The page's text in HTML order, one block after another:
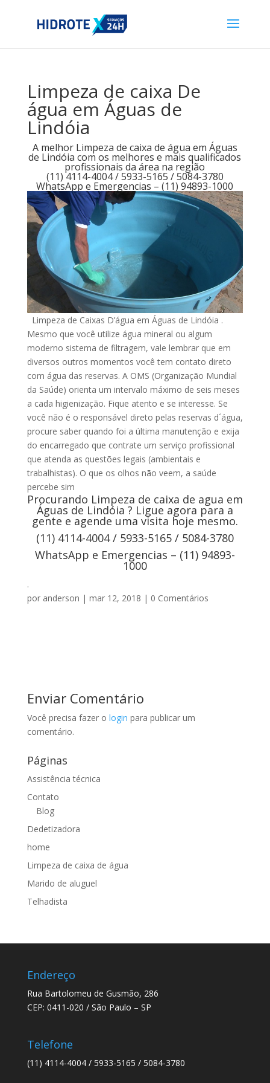
Limpeza de caixa De
água em Águas de
Lindóia
A melhor Limpeza de caixa de água em Águas
de Lindóia com os melhores e mais qualificados
profissionais da área na região
(11) 4114-4004 / 5933-5165 / 5084-3780
WhatsApp e Emergencias – (11) 94893-1000
Limpeza de Caixas D’água em Águas de Lindóia .
Mesmo que você utilize água mineral ou algum
moderno sistema de filtragem, vale lembrar que em
diversos outros momentos você tem contato direto
com água das reservas. A OMS (Organização Mundial
da Saúde) orienta um intervalo máximo de seis meses
a cada higienização. Fique atento e se interesse. Se
você não é o responsável direto pelas reservas d´água,
procure saber quando foi a última manutenção e exija
do encarregado que contrate um serviço profissional
que atenda as questões legais (ambientais e
trabalhistas). O que os olhos não veem, a saúde
percebe sim
Procurando Limpeza de caixa de agua em
Águas de Lindóia ? Ligue agora para a
gente e agende uma visita hoje mesmo.
(11) 4114-4004 / 5933-5165 / 5084-3780
WhatsApp e Emergencias – (11) 94893-
1000
.
por anderson | mar 12, 2018 | 0 Comentários
Enviar Comentário
Você precisa fazer o login para publicar um
comentário.
Páginas
Assistência técnica
Contato
Blog
Dedetizadora
home
Limpeza de caixa de água
Marido de aluguel
Telhadista
Endereço
Rua Bartolomeu de Gusmão, 286
CEP: 0411-020 / São Paulo – SP
Telefone
(11) 4114-4004 / 5933-5165 / 5084-3780